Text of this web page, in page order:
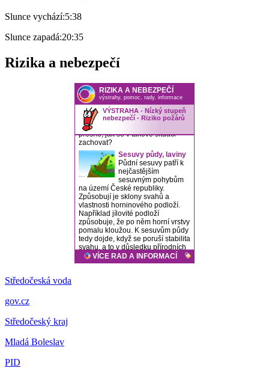
Slunce vychází:5:38
Slunce zapadá:20:35
Rizika a nebezpečí
Středočeská voda
gov.cz
Středočeský kraj
Mladá Boleslav
PID